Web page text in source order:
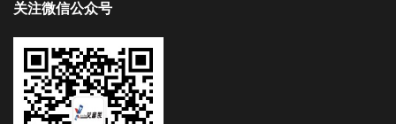
关注微信公众号